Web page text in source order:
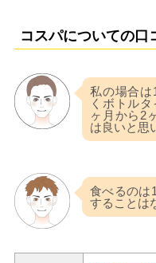
コスパについての口
私の場合は
くボトル
ヶ月から2
は良いと思
食べるのは
することは